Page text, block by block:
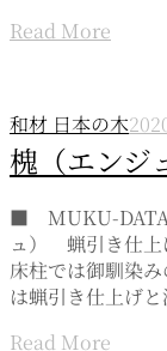
Read More
和材 日本の木
槐（エン
■ MUKU-DATA
ュ） 蝋引き仕上
床柱では御馴染
は蝋引き仕上げ
Read More